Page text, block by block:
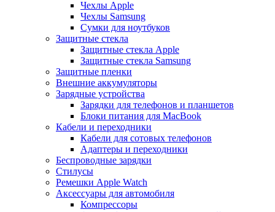
Чехлы Apple
Чехлы Samsung
Сумки для ноутбуков
Защитные стекла
Защитные стекла Apple
Защитные стекла Samsung
Защитные пленки
Внешние аккумуляторы
Зарядные устройства
Зарядки для телефонов и планшетов
Блоки питания для MacBook
Кабели и переходники
Кабели для сотовых телефонов
Адаптеры и переходники
Беспроводные зарядки
Стилусы
Ремешки Apple Watch
Аксессуары для автомобиля
Компрессоры